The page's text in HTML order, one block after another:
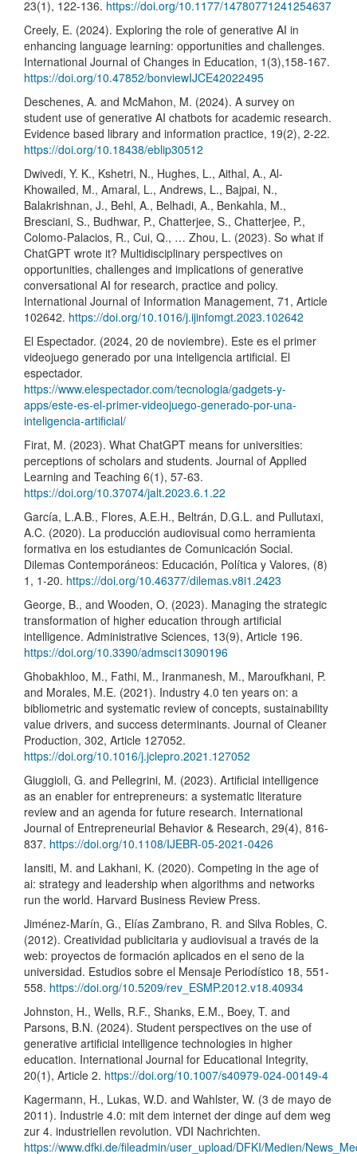
23(1), 122-136. https://doi.org/10.1177/14780771241254637
Creely, E. (2024). Exploring the role of generative AI in
enhancing language learning: opportunities and challenges.
International Journal of Changes in Education, 1(3),158-167.
https://doi.org/10.47852/bonviewIJCE42022495
Deschenes, A. and McMahon, M. (2024). A survey on
student use of generative AI chatbots for academic research.
Evidence based library and information practice, 19(2), 2-22.
https://doi.org/10.18438/eblip30512
Dwivedi, Y. K., Kshetri, N., Hughes, L., Aithal, A., Al-
Khowailed, M., Amaral, L., Andrews, L., Bajpai, N.,
Balakrishnan, J., Behl, A., Belhadi, A., Benkahla, M.,
Bresciani, S., Budhwar, P., Chatterjee, S., Chatterjee, P.,
Colomo-Palacios, R., Cui, Q., … Zhou, L. (2023). So what if
ChatGPT wrote it? Multidisciplinary perspectives on
opportunities, challenges and implications of generative
conversational AI for research, practice and policy.
International Journal of Information Management, 71, Article
102642. https://doi.org/10.1016/j.ijinfomgt.2023.102642
El Espectador. (2024, 20 de noviembre). Este es el primer
videojuego generado por una inteligencia artificial. El
espectador.
https://www.elespectador.com/tecnologia/gadgets-y-
apps/este-es-el-primer-videojuego-generado-por-una-
inteligencia-artificial/
Firat, M. (2023). What ChatGPT means for universities:
perceptions of scholars and students. Journal of Applied
Learning and Teaching 6(1), 57-63.
https://doi.org/10.37074/jalt.2023.6.1.22
García, L.A.B., Flores, A.E.H., Beltrán, D.G.L. and Pullutaxi,
A.C. (2020). La producción audiovisual como herramienta
formativa en los estudiantes de Comunicación Social.
Dilemas Contemporáneos: Educación, Política y Valores, (8)
1, 1-20. https://doi.org/10.46377/dilemas.v8i1.2423
George, B., and Wooden, O. (2023). Managing the strategic
transformation of higher education through artificial
intelligence. Administrative Sciences, 13(9), Article 196.
https://doi.org/10.3390/admsci13090196
Ghobakhloo, M., Fathi, M., Iranmanesh, M., Maroufkhani, P.
and Morales, M.E. (2021). Industry 4.0 ten years on: a
bibliometric and systematic review of concepts, sustainability
value drivers, and success determinants. Journal of Cleaner
Production, 302, Article 127052.
https://doi.org/10.1016/j.jclepro.2021.127052
Giuggioli, G. and Pellegrini, M. (2023). Artificial intelligence
as an enabler for entrepreneurs: a systematic literature
review and an agenda for future research. International
Journal of Entrepreneurial Behavior & Research, 29(4), 816-
837. https://doi.org/10.1108/IJEBR-05-2021-0426
Iansiti, M. and Lakhani, K. (2020). Competing in the age of
ai: strategy and leadership when algorithms and networks
run the world. Harvard Business Review Press.
Jiménez-Marín, G., Elías Zambrano, R. and Silva Robles, C.
(2012). Creatividad publicitaria y audiovisual a través de la
web: proyectos de formación aplicados en el seno de la
universidad. Estudios sobre el Mensaje Periodístico 18, 551-
558. https://doi.org/10.5209/rev_ESMP.2012.v18.40934
Johnston, H., Wells, R.F., Shanks, E.M., Boey, T. and
Parsons, B.N. (2024). Student perspectives on the use of
generative artificial intelligence technologies in higher
education. International Journal for Educational Integrity,
20(1), Article 2. https://doi.org/10.1007/s40979-024-00149-4
Kagermann, H., Lukas, W.D. and Wahlster, W. (3 de mayo de
2011). Industrie 4.0: mit dem internet der dinge auf dem weg
zur 4. industriellen revolution. VDI Nachrichten.
https://www.dfki.de/fileadmin/user_upload/DFKI/Medien/